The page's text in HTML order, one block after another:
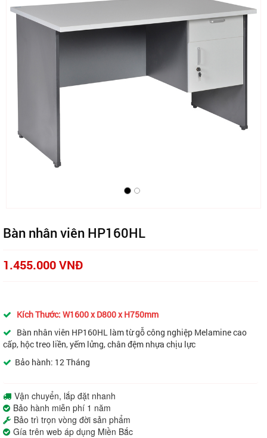
Bàn nhân viên HP160HL
1.455.000 VNĐ
Kích Thước: W1600 x D800 x H750mm
Bàn nhân viên HP160HL làm từ gỗ công nghiệp Melamine cao
cấp, hộc treo liền, yếm lửng, chân đệm nhựa chịu lực
Bảo hành: 12 Tháng
Vận chuyển, lắp đặt nhanh
Bảo hành miễn phí 1 năm
Bảo trì trọn vòng đời sản phẩm
Gía trên web áp dụng Miền Bắc